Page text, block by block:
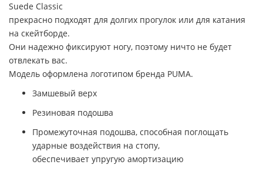
Suede Classic
прекрасно подходят для долгих прогулок или для катания
на скейтборде.
Они надежно фиксируют ногу, поэтому ничто не будет
отвлекать вас.
Модель оформлена логотипом бренда PUMA.
Замшевый верх
Резиновая подошва
Промежуточная подошва, способная поглощать
ударные воздействия на стопу,
обеспечивает упругую амортизацию